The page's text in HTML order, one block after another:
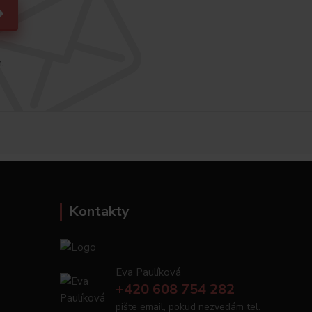
Kontakty
Eva Paulíková
+420 608 754 282
pište email, pokud nezvedám tel.